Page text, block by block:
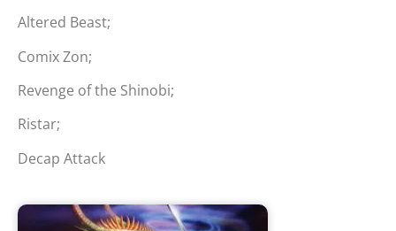
Altered Beast;
Comix Zon;
Revenge of the Shinobi;
Ristar;
Decap Attack